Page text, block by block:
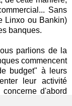
Sans
Linxo ou Bankin)
banques.
parlions de la
commencent
budget" à leurs
leur activité
d'abord
obtenir des